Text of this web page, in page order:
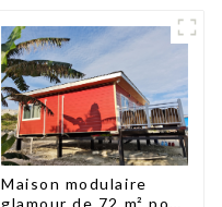
Maison modulaire